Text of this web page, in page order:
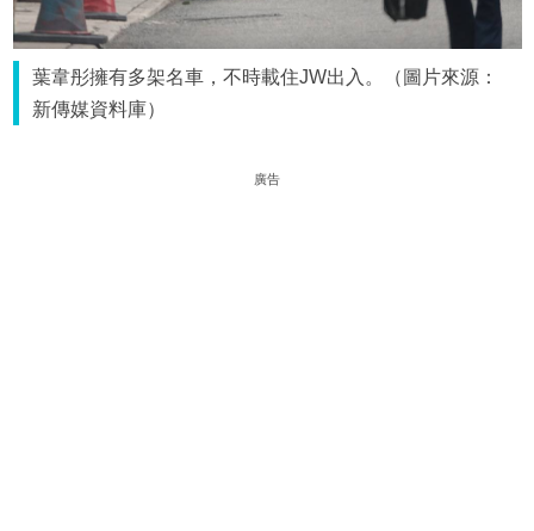
葉韋彤擁有多架名車，不時載住JW出入。（圖片來源：
新傳媒資料庫）
廣告